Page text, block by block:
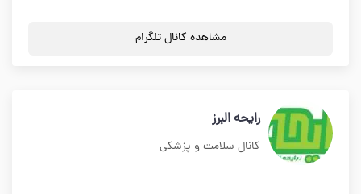
مشاهده کانال تلگرام
رایحه البرز
کانال سلامت و پزشکی